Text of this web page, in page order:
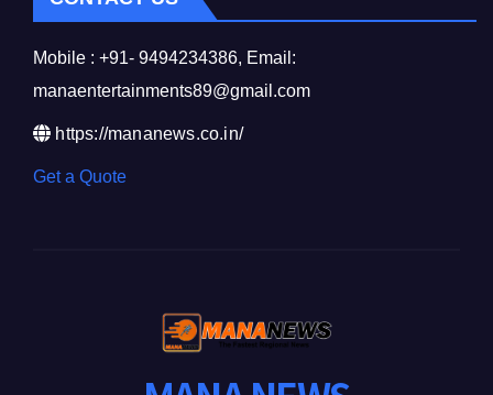
Mobile : +91- 9494234386, Email:
manaentertainments89@gmail.com
https://mananews.co.in/
Get a Quote